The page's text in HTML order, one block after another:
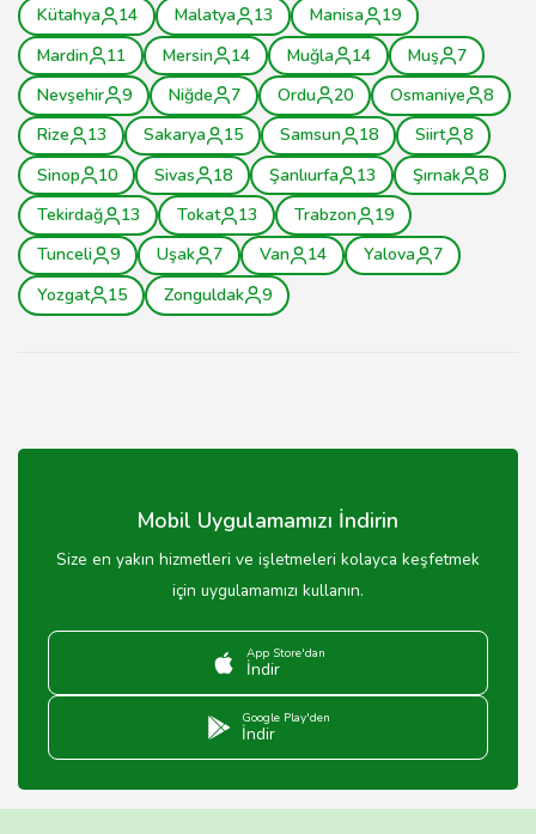
Kütahya
14 Malatya 13 Manisa
19
Mardin
11 Mersin 14 Muğla 14 Muş
7
Nevşehir
9 Niğde 7 Ordu 20 Osmaniye
8
Rize
13 Sakarya 15 Samsun 18 Siirt
8
Sinop
10 Sivas 18 Şanlıurfa 13 Şırnak
8
Tekirdağ
13 Tokat 13 Trabzon
19
Tunceli
9 Uşak 7 Van 14 Yalova
7
Yozgat
15 Zonguldak 9
Mobil Uygulamamızı İndirin
Size en yakın hizmetleri ve işletmeleri kolayca keşfetmek
için uygulamamızı kullanın.
App Store'dan
İndir
Google Play'den
İndir